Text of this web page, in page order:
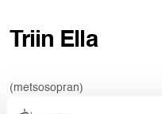
Triin Ella
(metsosopran)